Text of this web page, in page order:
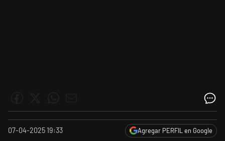
07-04-2025 19:33 Agregar PERFIL en Google